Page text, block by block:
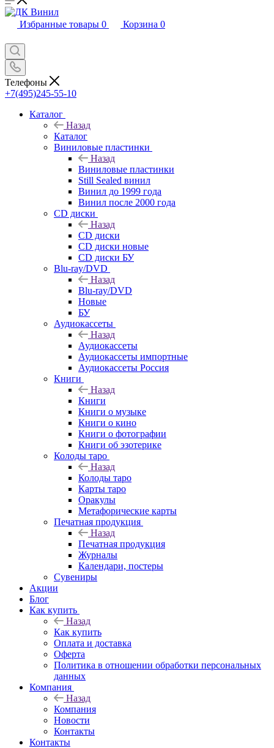
Избранные товары 0 Корзина 0
Телефоны
+7(495)245-55-10
Каталог
Назад
Каталог
Виниловые пластинки
Назад
Виниловые пластинки
Still Sealed винил
Винил до 1999 года
Винил после 2000 года
CD диски
Назад
CD диски
CD диски новые
CD диски БУ
Blu-ray/DVD
Назад
Blu-ray/DVD
Новые
БУ
Аудиокассеты
Назад
Аудиокассеты
Аудиокассеты импортные
Аудиокассеты Россия
Книги
Назад
Книги
Книги о музыке
Книги о кино
Книги о фотографии
Книги об эзотерике
Колоды таро
Назад
Колоды таро
Карты таро
Оракулы
Метафорические карты
Печатная продукция
Назад
Печатная продукция
Журналы
Календари, постеры
Сувениры
Акции
Блог
Как купить
Назад
Как купить
Оплата и доставка
Оферта
Политика в отношении обработки персональных
данных
Компания
Назад
Компания
Новости
Контакты
Контакты